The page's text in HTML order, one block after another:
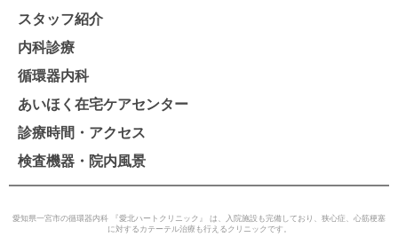
スタッフ紹介
内科診療
循環器内科
あいほく在宅ケアセンター
診療時間・アクセス
検査機器・院内風景
愛知県一宮市の循環器内科 『愛北ハートクリニック』 は、入院施設も完備しており、狭心症、心筋梗塞
に対するカテーテル治療も行えるクリニックです。